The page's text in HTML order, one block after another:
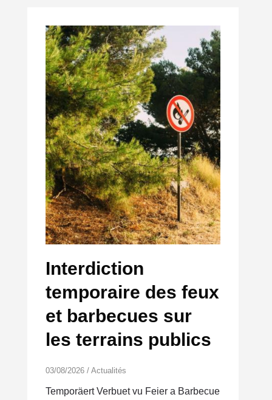
Interdiction
temporaire des feux
et barbecues sur
les terrains publics
03/08/2026/ Actualités
Temporäert Verbuet vu Feier a Barbecue